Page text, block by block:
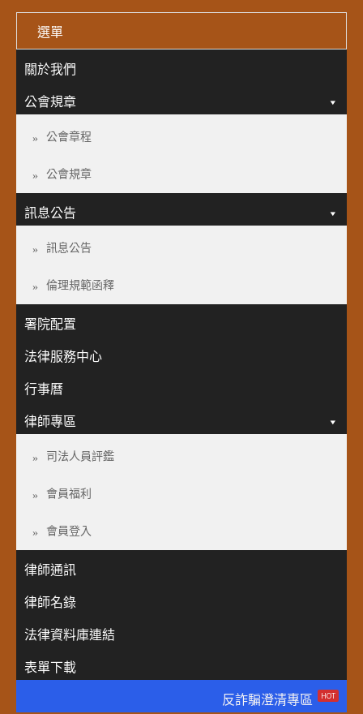
選單
關於我們
公會規章
公會章程
公會規章
訊息公告
訊息公告
倫理規範函釋
署院配置
法律服務中心
行事曆
律師專區
司法人員評鑑
會員福利
會員登入
律師通訊
律師名錄
法律資料庫連結
表單下載
反詐騙澄清專區
HOT